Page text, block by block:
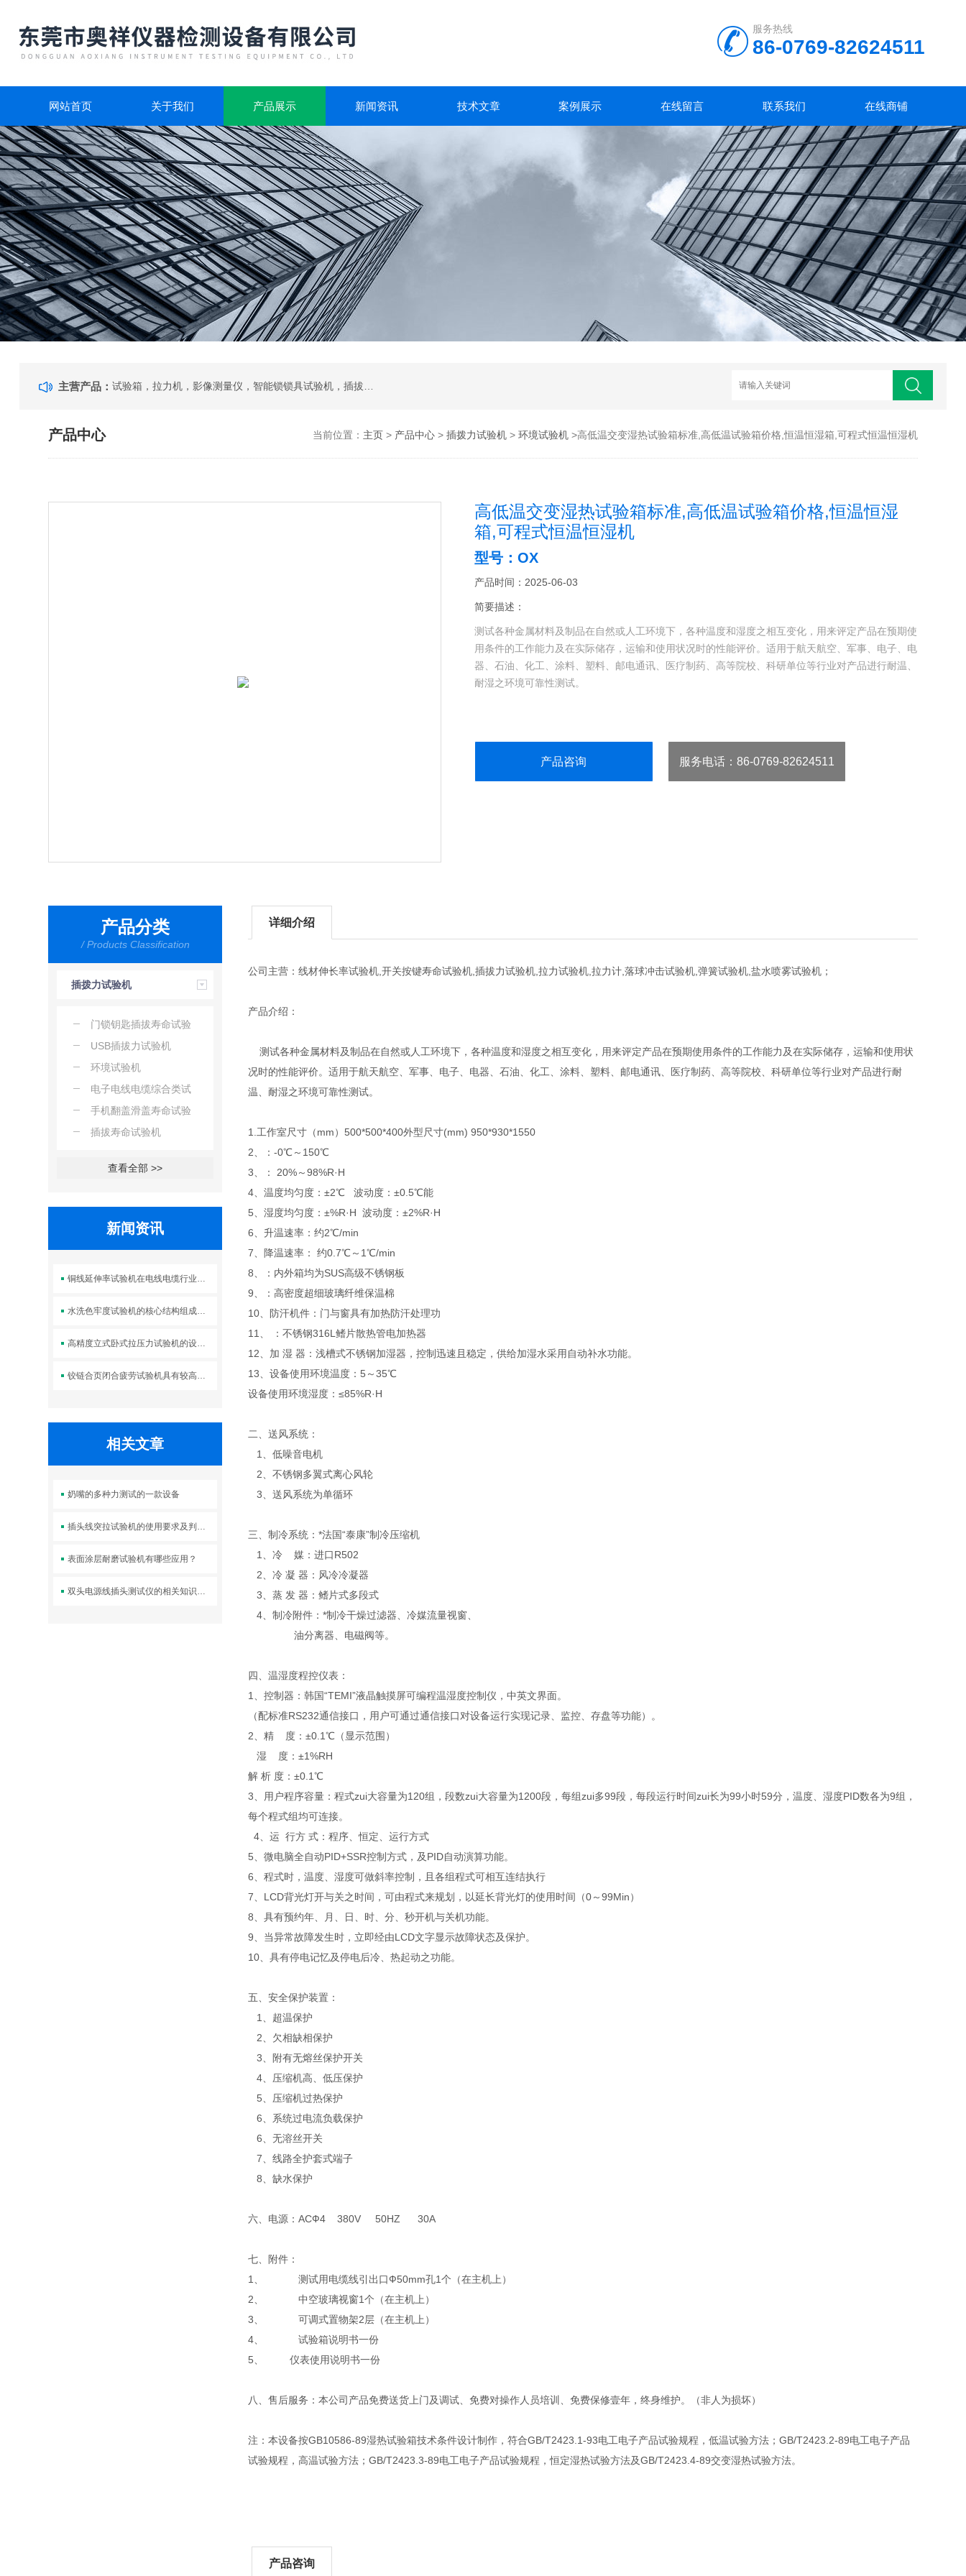
服务热线
86-0769-82624511
网站首页 关于我们 产品展示 新闻资讯 技术文章 案例展示 在线留言 联系我们 在线商铺
主营产品：
产品中心 当前位置： 主页> 产品中心> 插拨力试验机> 环境试验机>高低温交变湿热试验箱标准,高低温试验箱价格,恒温恒湿箱,可程式恒温恒湿机
高低温交变湿热试验箱标准,高低温试验箱价格,恒温恒湿
箱,可程式恒温恒湿机
型号：OX
产品时间：2025-06-03
简要描述：
测试各种金属材料及制品在自然或人工环境下，各种温度和湿度之相互变化，用来评定产品在预期使
用条件的工作能力及在实际储存，运输和使用状况时的性能评价。适用于航天航空、军事、电子、电
器、石油、化工、涂料、塑料、邮电通讯、医疗制药、高等院校、科研单位等行业对产品进行耐温、
耐湿之环境可靠性测试。
产品咨询 服务电话 ：86-0769-82624511
产品分类
/ Products Classification
插拨力试验机
门锁钥匙插拔寿命试验
机
USB插拔力试验机
环境试验机
电子电线电缆综合类试
验机
手机翻盖滑盖寿命试验
机
插拔寿命试验机
查看全部 >>
新闻资讯
铜线延伸率试验机在电线电缆行业中的应用
水洗色牢度试验机的核心结构组成及标准操作流程
高精度立式卧式拉压力试验机的设计优势体现在哪些方面？
铰链合页闭合疲劳试验机具有较高的强度和刚度
相关文章
奶嘴的多种力测试的一款设备
插头线突拉试验机的使用要求及判断标准
表面涂层耐磨试验机有哪些应用？
双头电源线插头测试仪的相关知识普及
详细介绍
公司主营：线材伸长率试验机,开关按键寿命试验机,插拔力试验机,拉力试验机,拉力计,落球冲击试验机,弹簧试验机,盐水喷雾试验机；
产品介绍：
测试各种金属材料及制品在自然或人工环境下，各种温度和湿度之相互变化，用来评定产品在预期使用条件的工作能力及在实际储存，运输和使用状
况时的性能评价。适用于航天航空、军事、电子、电器、石油、化工、涂料、塑料、邮电通讯、医疗制药、高等院校、科研单位等行业对产品进行耐
温、耐湿之环境可靠性测试。
1.工作室尺寸（mm）500*500*400外型尺寸(mm) 950*930*1550
2、：-0℃～150℃
3、： 20%～98%R·H
4、温度均匀度：±2℃ 波动度：±0.5℃能
5、湿度均匀度：±%R·H 波动度：±2%R·H
6、升温速率：约2℃/min
7、降温速率： 约0.7℃～1℃/min
8、：内外箱均为SUS高级不锈钢板
9、：高密度超细玻璃纤维保温棉
10、防汗机件：门与窗具有加热防汗处理功
11、 ：不锈钢316L鳍片散热管电加热器
12、加 湿 器：浅槽式不锈钢加湿器，控制迅速且稳定，供给加湿水采用自动补水功能。
13、设备使用环境温度：5～35℃
设备使用环境湿度：≤85%R·H
二、送风系统：
1、低噪音电机
2、不锈钢多翼式离心风轮
3、送风系统为单循环
三、制冷系统：*法国“泰康”制冷压缩机
1、冷 媒：进口R502
2、冷 凝 器：风冷冷凝器
3、蒸 发 器：鳍片式多段式
4、制冷附件：*制冷干燥过滤器、冷媒流量视窗、
油分离器、电磁阀等。
四、温湿度程控仪表：
1、控制器：韩国“TEMI”液晶触摸屏可编程温湿度控制仪，中英文界面。
（配标准RS232通信接口，用户可通过通信接口对设备运行实现记录、监控、存盘等功能）。
2、精 度：±0.1℃（显示范围）
湿 度：±1%RH
解 析 度：±0.1℃
3、用户程序容量：程式zui大容量为120组，段数zui大容量为1200段，每组zui多99段，每段运行时间zui长为99小时59分，温度、湿度PID数各为9组，
每个程式组均可连接。
4、运 行方 式：程序、恒定、运行方式
5、微电脑全自动PID+SSR控制方式，及PID自动演算功能。
6、程式时，温度、湿度可做斜率控制，且各组程式可相互连结执行
7、LCD背光灯开与关之时间，可由程式来规划，以延长背光灯的使用时间（0～99Min）
8、具有预约年、月、日、时、分、秒开机与关机功能。
9、当异常故障发生时，立即经由LCD文字显示故障状态及保护。
10、具有停电记忆及停电后冷、热起动之功能。
五、安全保护装置：
1、超温保护
2、欠相缺相保护
3、附有无熔丝保护开关
4、压缩机高、低压保护
5、压缩机过热保护
6、系统过电流负载保护
6、无溶丝开关
7、线路全护套式端子
8、缺水保护
六、电源：ACФ4 380V 50HZ 30A
七、附件：
1、 测试用电缆线引出口Ф50mm孔1个（在主机上）
2、 中空玻璃视窗1个（在主机上）
3、 可调式置物架2层（在主机上）
4、 试验箱说明书一份
5、 仪表使用说明书一份
八、售后服务：本公司产品免费送货上门及调试、免费对操作人员培训、免费保修壹年，终身维护。（非人为损坏）
注：本设备按GB10586-89湿热试验箱技术条件设计制作，符合GB/T2423.1-93电工电子产品试验规程，低温试验方法；GB/T2423.2-89电工电子产品
试验规程，高温试验方法；GB/T2423.3-89电工电子产品试验规程，恒定湿热试验方法及GB/T2423.4-89交变湿热试验方法。
产品咨询